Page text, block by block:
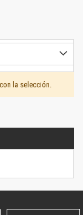
la selección.